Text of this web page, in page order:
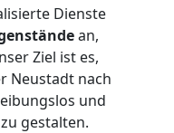
Dienste
an,
Ziel ist es,
Neustadt nach
und
gestalten.